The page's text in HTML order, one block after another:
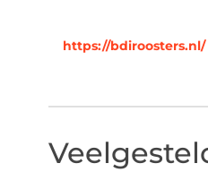
https://bdiroosters.nl/